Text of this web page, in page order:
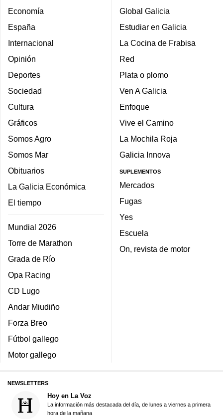
Economía
España
Internacional
Opinión
Deportes
Sociedad
Cultura
Gráficos
Somos Agro
Somos Mar
Obituarios
La Galicia Económica
El tiempo
Mundial 2026
Torre de Marathon
Grada de Río
Opa Racing
CD Lugo
Andar Miudiño
Forza Breo
Fútbol gallego
Motor gallego
Global Galicia
Estudiar en Galicia
La Cocina de Frabisa
Red
Plata o plomo
Ven A Galicia
Enfoque
Vive el Camino
La Mochila Roja
Galicia Innova
SUPLEMENTOS
Mercados
Fugas
Yes
Escuela
On, revista de motor
NEWSLETTERS
Hoy en La Voz
La información más destacada del día, de lunes a viernes a primera
hora de la mañana